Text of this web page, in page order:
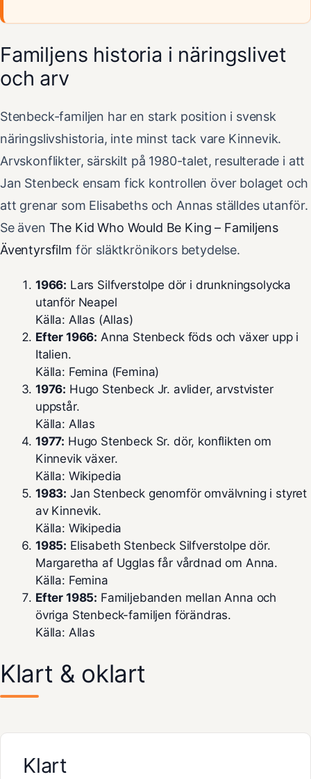
Familjens historia i näringslivet
och arv
Stenbeck-familjen har en stark position i svensk
näringslivshistoria, inte minst tack vare Kinnevik.
Arvskonflikter, särskilt på 1980-talet, resulterade i att
Jan Stenbeck ensam fick kontrollen över bolaget och
att grenar som Elisabeths och Annas ställdes utanför.
Se även The Kid Who Would Be King – Familjens
Äventyrsfilm för släktkrönikors betydelse.
1966: Lars Silfverstolpe dör i drunkningsolycka
utanför Neapel
Källa: Allas (Allas)
Efter 1966: Anna Stenbeck föds och växer upp i
Italien.
Källa: Femina (Femina)
1976: Hugo Stenbeck Jr. avlider, arvstvister
uppstår.
Källa: Allas
1977: Hugo Stenbeck Sr. dör, konflikten om
Kinnevik växer.
Källa: Wikipedia
1983: Jan Stenbeck genomför omvälvning i styret
av Kinnevik.
Källa: Wikipedia
1985: Elisabeth Stenbeck Silfverstolpe dör.
Margaretha af Ugglas får vårdnad om Anna.
Källa: Femina
Efter 1985: Familjebanden mellan Anna och
övriga Stenbeck-familjen förändras.
Källa: Allas
Klart & oklart
Klart